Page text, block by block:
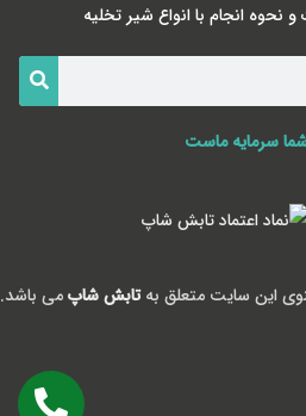
انجام با انواع شیر تخلیه
شما سرمایه ماست
این سایت متعلق بهتابش شاپمی باشد.